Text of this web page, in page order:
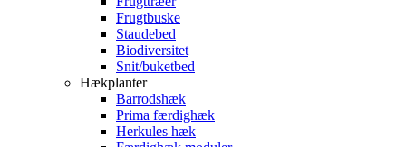
Frugtbuske
Staudebed
Biodiversitet
Snit/buketbed
Hækplanter
Barrodshæk
Prima færdighæk
Herkules hæk